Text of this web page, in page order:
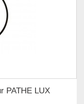
PATHE LUX